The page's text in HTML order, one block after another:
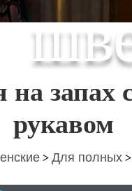
запах
рукавом
> Для полных >